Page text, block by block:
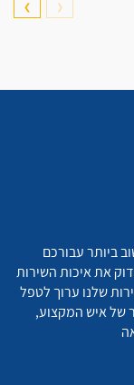
❮
❯
ביותר עבורכם
את איכות השירות
שלנו ערוך לטפל
של איש המקצוע,